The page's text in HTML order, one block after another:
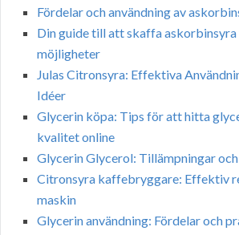
Fördelar och användning av
Din guide till att skaffa
möjligheter
Julas Citronsyra: Effektiva
Idéer
Glycerin köpa: Tips för att hitta
kvalitet online
Glycerin Glycerol: Tillämpningar
Citronsyra kaffebryggare: Effektiv
maskin
Glycerin användning: Fördelar och